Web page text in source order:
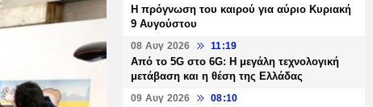
Η πρόγνωση του καιρού για αύριο Κυριακή
9 Αυγούστου
08 Αυγ 2026 11:19
Από το 5G στο 6G: Η μεγάλη τεχνολογική
μετάβαση και η θέση της Ελλάδας
09 Αυγ 2026 08:10